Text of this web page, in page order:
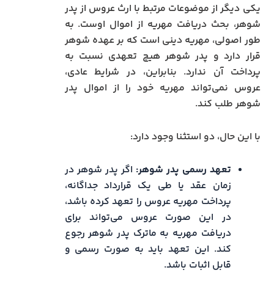
یکی دیگر از موضوعات مرتبط با ارث عروس از پدر
شوهر، بحث دریافت مهریه از اموال اوست. به
طور اصولی، مهریه دینی است که بر عهده شوهر
قرار دارد و پدر شوهر هیچ تعهدی نسبت به
پرداخت آن ندارد. بنابراین، در شرایط عادی،
عروس نمی‌تواند مهریه خود را از اموال پدر
شوهر طلب کند.
با این حال، دو استثنا وجود دارد:
تعهد رسمی پدر شوهر: اگر پدر شوهر در
زمان عقد یا طی یک قرارداد جداگانه،
پرداخت مهریه عروس را تعهد کرده باشد،
در این صورت عروس می‌تواند برای
دریافت مهریه به ماترک پدر شوهر رجوع
کند. این تعهد باید به صورت رسمی و
قابل اثبات باشد.